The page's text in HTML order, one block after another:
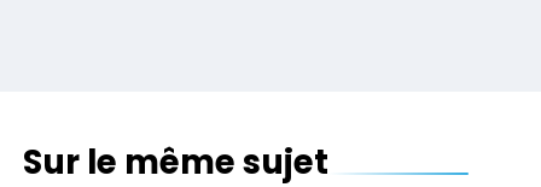
Sur le même sujet